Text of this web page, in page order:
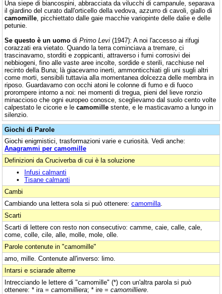
Una siepe di biancospini, abbracciata da vilucchi di campanule, separava
il giardino del curato dall'orticello della vedova, azzurro di cavoli, giallo di
camomille , picchiettato dalle gaie macchie variopinte delle dalie e delle
petunie.
Se questo è un uomo di Primo Levi (1947): A noi l'accesso ai rifugi
corazzati era vietato. Quando la terra cominciava a tremare, ci
trascinavamo, storditi e zoppicanti, attraverso i fumi corrosivi dei
nebbiogeni, fino alle vaste aree incolte, sordide e sterili, racchiuse nel
recinto della Buna; là giacevamo inerti, ammonticchiati gli uni sugli altri
come morti, sensibili tuttavia alla momentanea dolcezza delle membra in
riposo. Guardavamo con occhi atoni le colonne di fumo e di fuoco
prorompere intorno a noi: nei momenti di tregua, pieni del lieve ronzio
minaccioso che ogni europeo conosce, sceglievamo dal suolo cento volte
calpestato le cicorie e le camomille stente, e le masticavamo a lungo in
silenzio.
Giochi di Parole
Giochi enigmistici, trasformazioni varie e curiosità. Vedi anche:
Anagrammi per camomille
Definizioni da Cruciverba di cui è la soluzione
Infusi calmanti
Tisane calmanti
Cambi
Cambiando una lettera sola si può ottenere: camomilla
Scarti
Scarti di lettere con resto non consecutivo: camme, caie, calle, cale,
come, colle, cile, alle, molle, mole, olle.
Parole contenute in "camomille"
amo, mille. Contenute all'inverso: limo.
Intarsi e sciarade alterne
Intrecciando le lettere di "camomille" (*) con un'altra parola si può
ottenere: * ira = camomilliera; * ire = camomilliere